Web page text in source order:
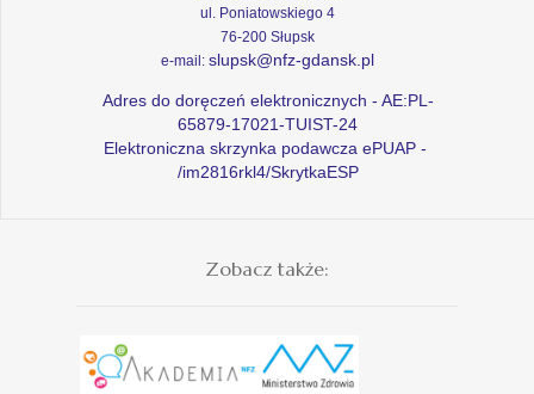
ul. Poniatowskiego 4
76-200 Słupsk
e-mail: slupsk@nfz-gdansk.pl
Adres do doręczeń elektronicznych - AE:PL-
65879-17021-TUIST-24
Elektroniczna skrzynka podawcza ePUAP -
/im2816rkl4/SkrytkaESP
Zobacz także: